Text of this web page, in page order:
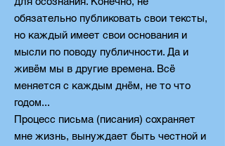
обязательно публиковать свои тексты,
но каждый имеет свои основания и
мысли по поводу публичности. Да и
живём мы в другие времена. Всё
меняется с каждым днём, не то что
годом...
Процесс письма (писания) сохраняет
мне жизнь, вынуждает быть честной и